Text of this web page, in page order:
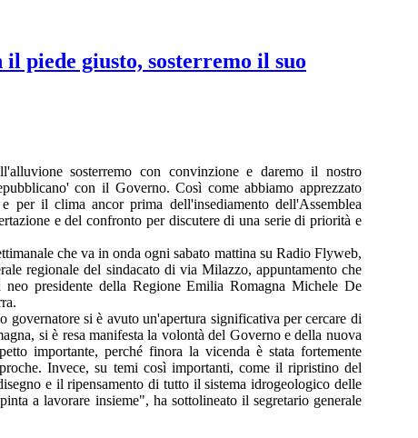
piede giusto, sosterremo il suo
sosterremo con convinzione e daremo il nostro
con il Governo. Così come abbiamo apprezzato
il clima ancor prima dell'insediamento dell'Assemblea
e del confronto per discutere di una serie di priorità e
che va in onda ogni sabato mattina su Radio Flyweb,
regionale del sindacato di via Milazzo, appuntamento che
presidente della Regione Emilia Romagna Michele De
si è avuto un'apertura significativa per cercare di
si è resa manifesta la volontà del Governo e della nuova
importante, perché finora la vicenda è stata fortemente
Invece, su temi così importanti, come il ripristino del
e il ripensamento di tutto il sistema idrogeologico delle
a lavorare insieme", ha sottolineato il segretario generale